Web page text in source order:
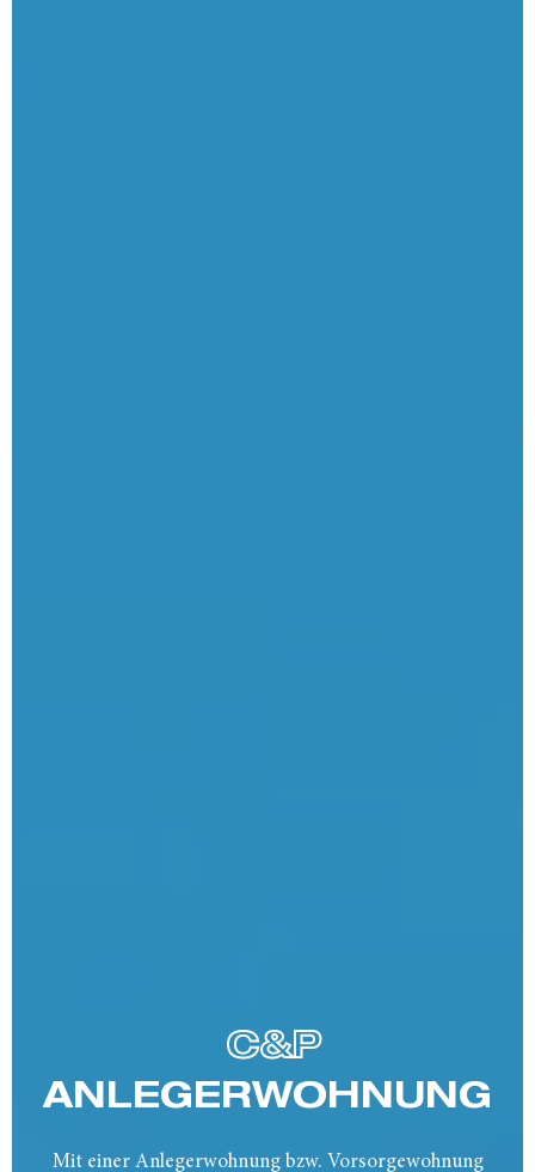
C&P
ANLEGER­WOHNUNG
Mit einer Anlegerwohnung bzw. Vorsorgewohnung